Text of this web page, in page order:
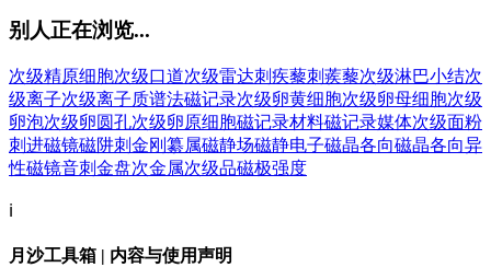
别人正在浏览...
次级精原细胞次级口道次级雷达刺疾藜刺蒺藜次级淋巴小结次
级离子次级离子质谱法磁记录次级卵黄细胞次级卵母细胞次级
卵泡次级卵圆孔次级卵原细胞磁记录材料磁记录媒体次级面粉
刺进磁镜磁阱刺金刚纂属磁静场磁静电子磁晶各向磁晶各向异
性磁镜音刺金盘次金属次级品磁极强度
ℹ️
月沙工具箱 | 内容与使用声明